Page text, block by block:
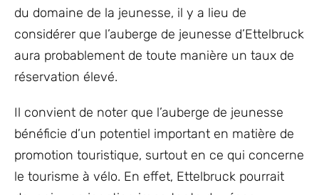
du domaine de la jeunesse, il y a lieu de
considérer que l’auberge de jeunesse d’Ettelbruck
aura probablement de toute manière un taux de
réservation élevé.
Il convient de noter que l’auberge de jeunesse
bénéficie d’un potentiel important en matière de
promotion touristique, surtout en ce qui concerne
le tourisme à vélo. En effet, Ettelbruck pourrait